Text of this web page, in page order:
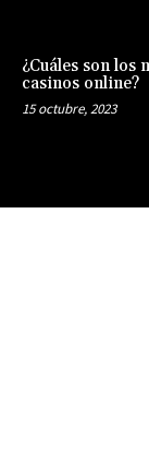
¿Cuáles son los
casinos online?
15 octubre, 2023